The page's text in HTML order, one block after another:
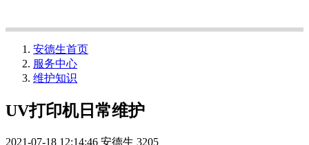
安德生首页
服务中心
维护知识
UV打印机日常维护
2021-07-18 12:14:46 安德生 3205